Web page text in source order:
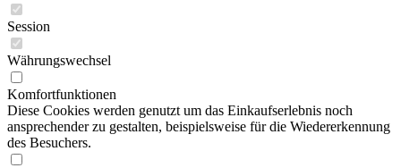
Session
Währungswechsel
Komfortfunktionen
Diese Cookies werden genutzt um das Einkaufserlebnis noch
ansprechender zu gestalten, beispielsweise für die Wiedererkennung
des Besuchers.